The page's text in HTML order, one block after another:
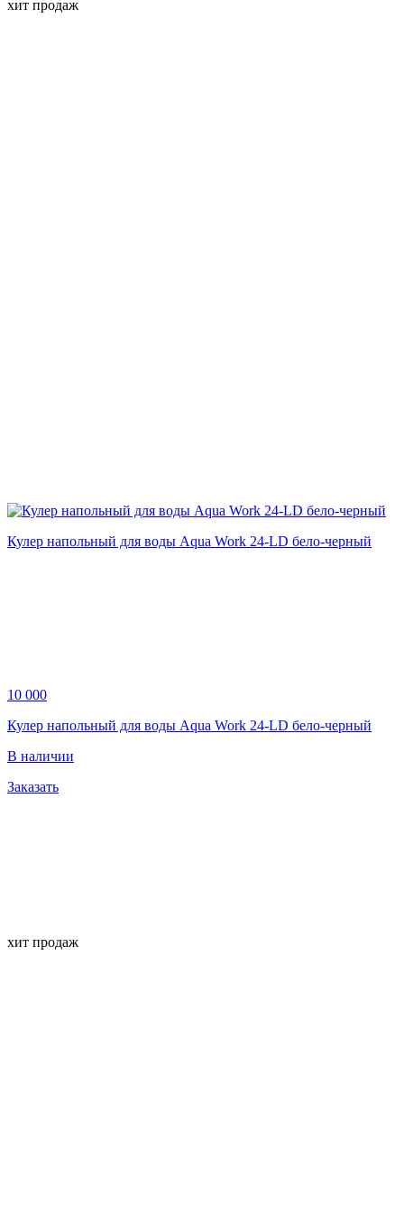
хит продаж
Кулер напольный для воды Aqua Work 24-LD бело-черный
10 000
Кулер напольный для воды Aqua Work 24-LD бело-черный
В наличии
Заказать
хит продаж